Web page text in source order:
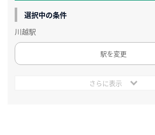
選択中の条件
川越駅
駅を変更
さらに表示